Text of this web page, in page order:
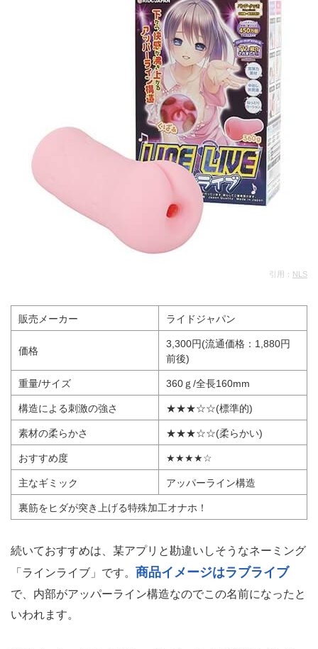
引用： NLS
販売メーカー ライドジャパン
価格
3,300円(流通価格：1,880円
前後)
重量/サイズ 360ｇ/全長160mm
構造による刺激の強さ ★★★☆☆(標準的)
素材の柔らかさ ★★★☆☆(柔らかい)
おすすめ度 ★★★★☆
主なギミック アッパーライン構造
裏筋をヒダが突き上げる特殊加工オナホ！
続いておすすめは、某アプリと勘違いしそうなネーミング
「ラインライブ」です。 商品イメージはラブライブ
で、内部がアッパーライン構造なのでこの名前になったと
いわれます。